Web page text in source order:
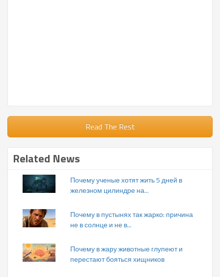
Read The Rest
Related News
Почему ученые хотят жить 5 дней в
железном цилиндре на...
Почему в пустынях так жарко: причина
не в солнце и не в...
Почему в жару животные глупеют и
перестают бояться хищников